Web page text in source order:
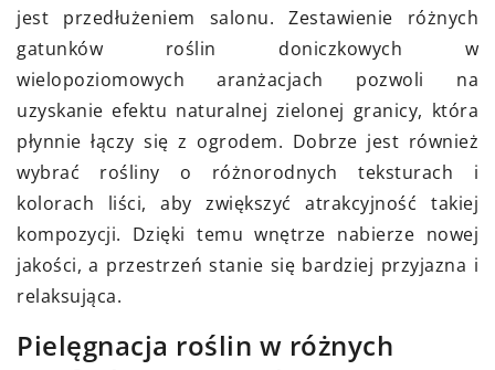
jest przedłużeniem salonu. Zestawienie różnych
gatunków roślin doniczkowych w
wielopoziomowych aranżacjach pozwoli na
uzyskanie efektu naturalnej zielonej granicy, która
płynnie łączy się z ogrodem. Dobrze jest również
wybrać rośliny o różnorodnych teksturach i
kolorach liści, aby zwiększyć atrakcyjność takiej
kompozycji. Dzięki temu wnętrze nabierze nowej
jakości, a przestrzeń stanie się bardziej przyjazna i
relaksująca.
Pielęgnacja roślin w różnych